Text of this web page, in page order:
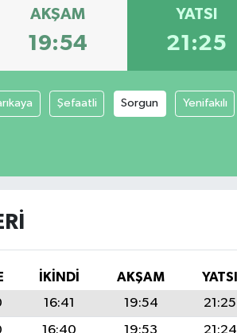
AKŞAM
19:54
YATSI
21:25
Şefaatli Sorgun Yenifakılı
İKINDI AKŞAM
YATSI
16:41 19:54
21:25
16:40 19:53
21:24